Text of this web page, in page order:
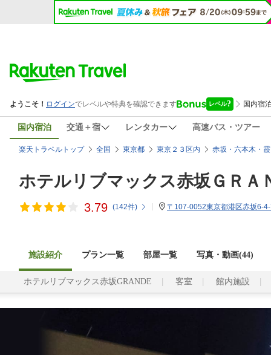
国内宿泊 交通＋宿 レンタカー 高速バス・ツアー
楽天トラベルトップ 全国 東京都 東京２３区内 赤坂・六本木・
ホテルリブマックス赤坂ＧＲＡ
3.79 (142件) 〒107-0052東京都港区赤坂6-
施設紹介 プラン一覧 部屋一覧 写真・動画(44)
ホテルリブマックス赤坂GRANDE 客室 館内施設